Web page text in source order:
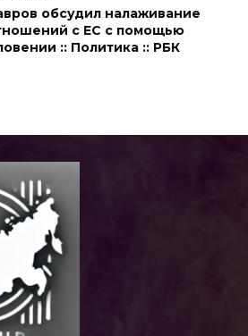
обсудил налаживание
с ЕС с помощью
:: Политика :: РБК